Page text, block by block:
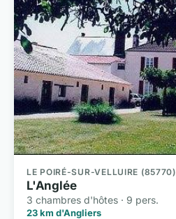
LE POIRÉ-SUR-VELLUIRE (85770)
L'Anglée
3 chambres d'hôtes · 9 pers.
23 km d'Angliers